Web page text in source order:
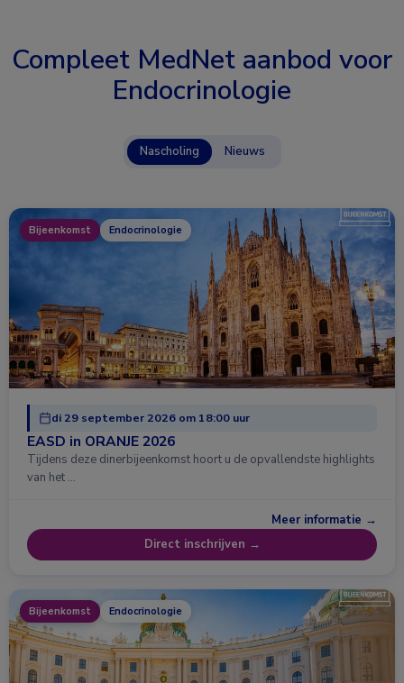
Compleet MedNet aanbod voor
Endocrinologie
Nascholing Nieuws
Bijeenkomst Endocrinologie
di 29 september 2026 om 18:00 uur
EASD in ORANJE 2026
Tijdens deze dinerbijeenkomst hoort u de opvallendste highlights
van het …
Meer informatie →
Direct inschrijven →
Bijeenkomst Endocrinologie